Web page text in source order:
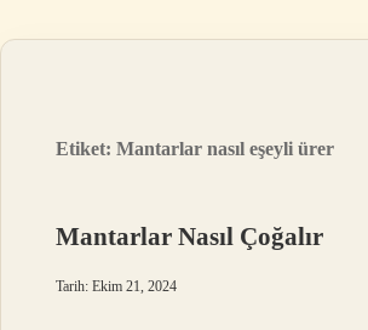
Etiket:Mantarlar nasıl eşeyli ürer
Mantarlar Nasıl Çoğalır
Tarih: Ekim 21, 2024